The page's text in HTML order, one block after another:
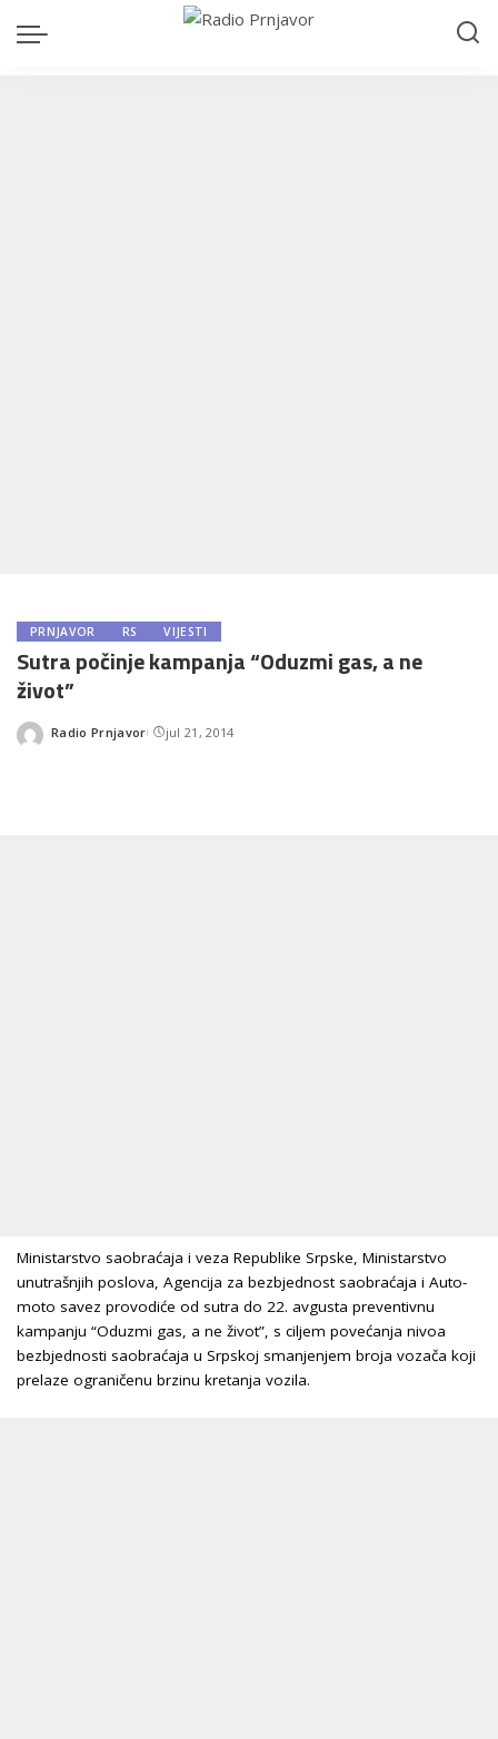
PRNJAVOR RS VIJESTI
Sutra počinje kampanja “Oduzmi gas, a ne
život”
Posted
Radio Prnjavor jul 21, 2014
Ministarstvo saobraćaja i veza Republike Srpske, Ministarstvo
unutrašnjih poslova, Agencija za bezbjednost saobraćaja i Auto-
moto savez provodiće od sutra do 22. avgusta preventivnu
kampanju “Oduzmi gas, a ne život”, s ciljem povećanja nivoa
bezbjednosti saobraćaja u Srpskoj smanjenjem broja vozača koji
prelaze ograničenu brzinu kretanja vozila.